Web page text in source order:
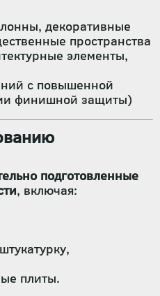
декоративные
пространства
элементы,
с повышенной
финишной защиты)
подготовленные
, включая:
плиты.